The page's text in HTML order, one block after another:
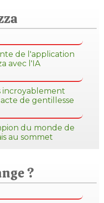
de l'application
avec l'IA
incroyablement
de gentillesse
du monde de
au sommet
?